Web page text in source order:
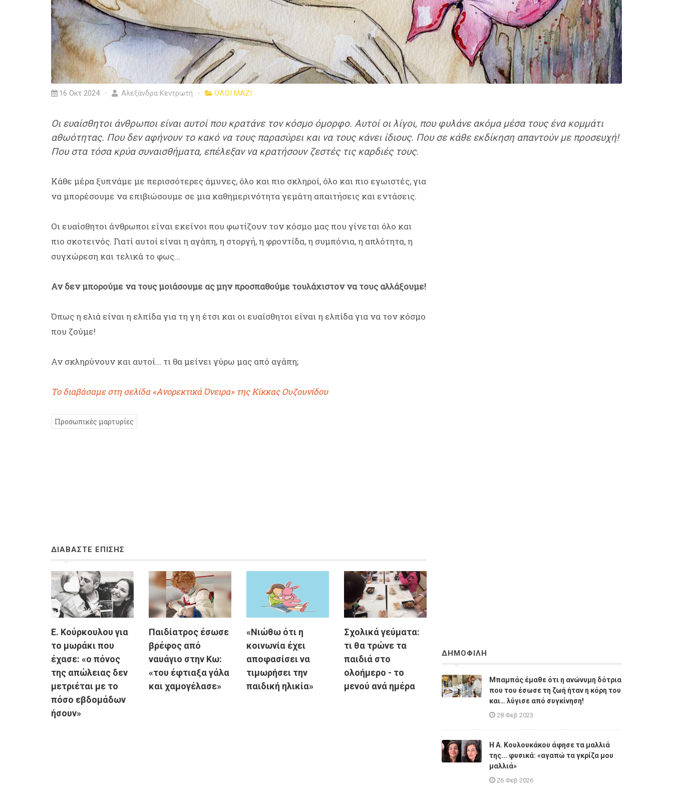
16 Οκτ 2024 Αλεξάνδρα Κεντρωτή ΟΛΟΙ ΜΑΖΙ
Οι ευαίσθητοι άνθρωποι είναι αυτοί που κρατάνε τον κόσμο όμορφο. Αυτοί οι λίγοι, που φυλάνε ακόμα μέσα τους ένα κομμάτι
αθωότητας. Που δεν αφήνουν το κακό να τους παρασύρει και να τους κάνει ίδιους. Που σε κάθε εκδίκηση απαντούν με προσευχή!
Που στα τόσα κρύα συναισθήματα, επέλεξαν να κρατήσουν ζεστές τις καρδιές τους.
Κάθε μέρα ξυπνάμε με περισσότερες άμυνες, όλο και πιο σκληροί, όλο και πιο εγωιστές, για
να μπορέσουμε να επιβιώσουμε σε μια καθημερινότητα γεμάτη απαιτήσεις και εντάσεις.
Οι ευαίσθητοι άνθρωποι είναι εκείνοι που φωτίζουν τον κόσμο μας που γίνεται όλο και
πιο σκοτεινός. Γιατί αυτοί είναι η αγάπη, η στοργή, η φροντίδα, η συμπόνια, η απλότητα, η
συγχώρεση και τελικά το φως...
Αν δεν μπορούμε να τους μοιάσουμε ας μην προσπαθούμε τουλάχιστον να τους αλλάξουμε!
Όπως η ελιά είναι η ελπίδα για τη γη έτσι και οι ευαίσθητοι είναι η ελπίδα για να τον κόσμο
που ζούμε!
Αν σκληρύνουν και αυτοί... τι θα μείνει γύρω μας από αγάπη;
Το διαβάσαμε στη σελίδα «Ανορεκτικά Όνειρα» της Κίκκας Ουζουνίδου
Προσωπικές μαρτυρίες
ΔΙΑΒΑΣΤΕ ΕΠΙΣΗΣ
Ε. Κούρκουλου για
το μωράκι που
έχασε: «ο πόνος
της απώλειας δεν
μετριέται με το
πόσο εβδομάδων
ήσουν»
Παιδίατρος έσωσε
βρέφος από
ναυάγιο στην Κω:
«του έφτιαξα γάλα
και χαμογέλασε»
«Νιώθω ότι η
κοινωνία έχει
αποφασίσει να
τιμωρήσει την
παιδική ηλικία»
Σχολικά γεύματα:
τι θα τρώνε τα
παιδιά στο
ολοήμερο - το
μενού ανά ημέρα
ΔΗΜΟΦΙΛΗ
Μπαμπάς έμαθε ότι η ανώνυμη δότρια
που του έσωσε τη ζωή ήταν η κόρη του
και… λύγισε από συγκίνηση!
28 Φεβ 2023
Η A. Κουλουκάκου άφησε τα μαλλιά
της... φυσικά: «αγαπώ τα γκρίζα μου
μαλλιά»
26 Φεβ 2026